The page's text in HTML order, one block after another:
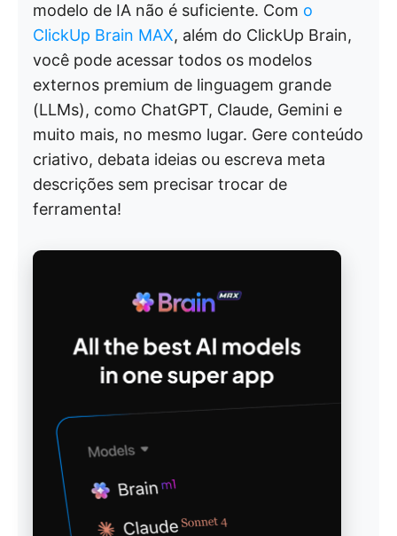
modelo de IA não é suficiente. Com o
ClickUp Brain MAX, além do ClickUp Brain,
você pode acessar todos os modelos
externos premium de linguagem grande
(LLMs), como ChatGPT, Claude, Gemini e
muito mais, no mesmo lugar. Gere conteúdo
criativo, debata ideias ou escreva meta
descrições sem precisar trocar de
ferramenta!